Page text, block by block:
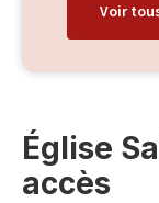
Voir
Église
accès